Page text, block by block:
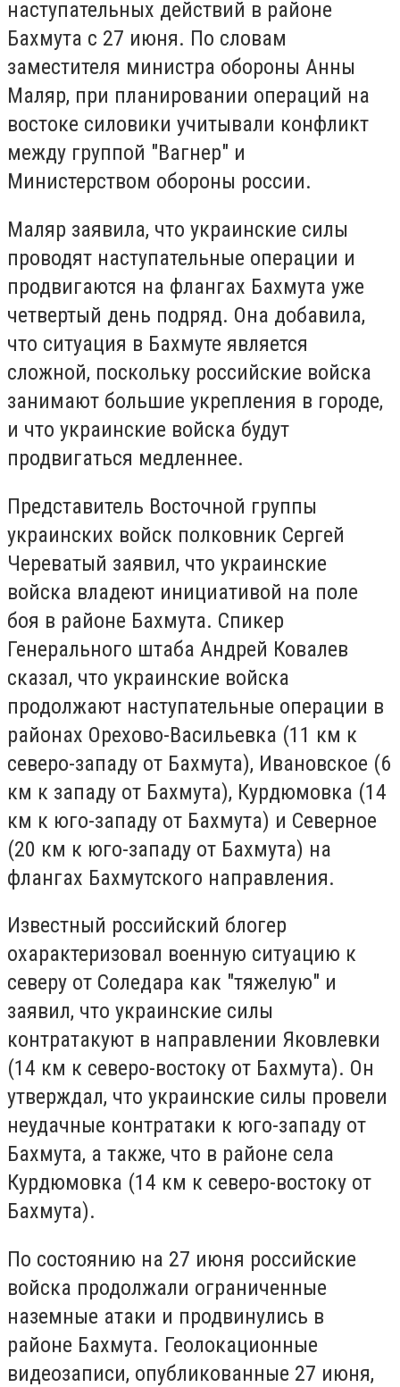
наступательных действий в районе
Бахмута с 27 июня. По словам
заместителя министра обороны Анны
Маляр, при планировании операций на
востоке силовики учитывали конфликт
между группой "Вагнер" и
Министерством обороны россии.
Маляр заявила, что украинские силы
проводят наступательные операции и
продвигаются на флангах Бахмута уже
четвертый день подряд. Она добавила,
что ситуация в Бахмуте является
сложной, поскольку российские войска
занимают большие укрепления в городе,
и что украинские войска будут
продвигаться медленнее.
Представитель Восточной группы
украинских войск полковник Сергей
Череватый заявил, что украинские
войска владеют инициативой на поле
боя в районе Бахмута. Спикер
Генерального штаба Андрей Ковалев
сказал, что украинские войска
продолжают наступательные операции в
районах Орехово-Васильевка (11 км к
северо-западу от Бахмута), Ивановское (6
км к западу от Бахмута), Курдюмовка (14
км к юго-западу от Бахмута) и Северное
(20 км к юго-западу от Бахмута) на
флангах Бахмутского направления.
Известный российский блогер
охарактеризовал военную ситуацию к
северу от Соледара как "тяжелую" и
заявил, что украинские силы
контратакуют в направлении Яковлевки
(14 км к северо-востоку от Бахмута). Он
утверждал, что украинские силы провели
неудачные контратаки к юго-западу от
Бахмута, а также, что в районе села
Курдюмовка (14 км к северо-востоку от
Бахмута).
По состоянию на 27 июня российские
войска продолжали ограниченные
наземные атаки и продвинулись в
районе Бахмута. Геолокационные
видеозаписи, опубликованные 27 июня,